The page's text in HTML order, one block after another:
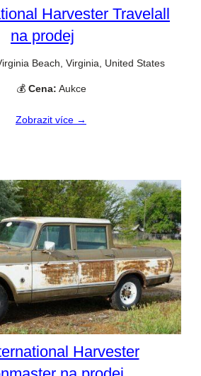
Harvester Travelall
na prodej
Beach, Virginia, United States
💰 Cena: Aukce
Zobrazit více →
Harvester